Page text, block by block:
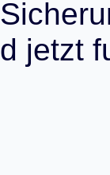
Sicheru
d jetzt f